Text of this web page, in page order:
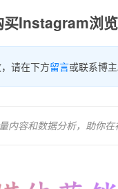
Instagram浏
请在下方留言或联系博主
容和数据分析，助你在